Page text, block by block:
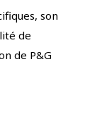
son
de
de P&G